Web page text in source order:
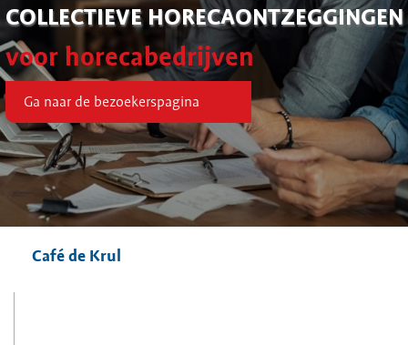
COLLECTIEVE HORECAONTZEGGINGEN
voor horecabedrijven
Ga naar de bezoekerspagina
Café de Krul